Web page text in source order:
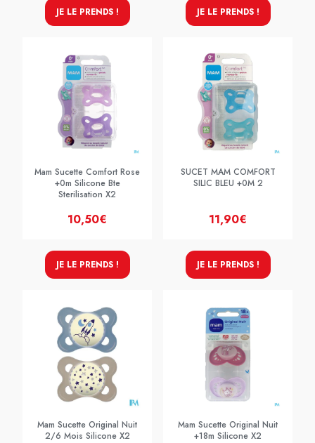
JE LE PRENDS ! JE LE PRENDS !
Mam Sucette Comfort Rose
+0m Silicone Bte
Sterilisation X2
10,50€
JE LE PRENDS !
SUCET MAM COMFORT
SILIC BLEU +0M 2
11,90€
JE LE PRENDS !
Mam Sucette Original Nuit
2/6 Mois Silicone X2
Mam Sucette Original Nuit
+18m Silicone X2